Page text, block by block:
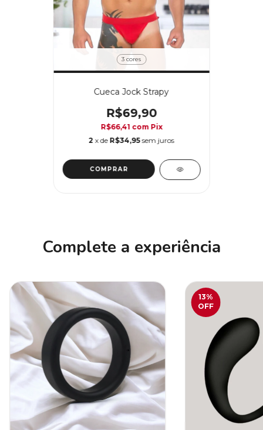
3 cores
Cueca Jock Strapy
R$69,90
R$66,41 com Pix
2 x de R$34,95 sem juros
COMPRAR
Complete a experiência
13%
OFF